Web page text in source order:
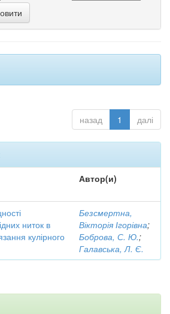
назад 1 далі
Автор(и)
ниток в
кулірного
Безсмертна,
Вікторія Ігорівна;
Боброва, С. Ю.;
Галавська, Л. Є.